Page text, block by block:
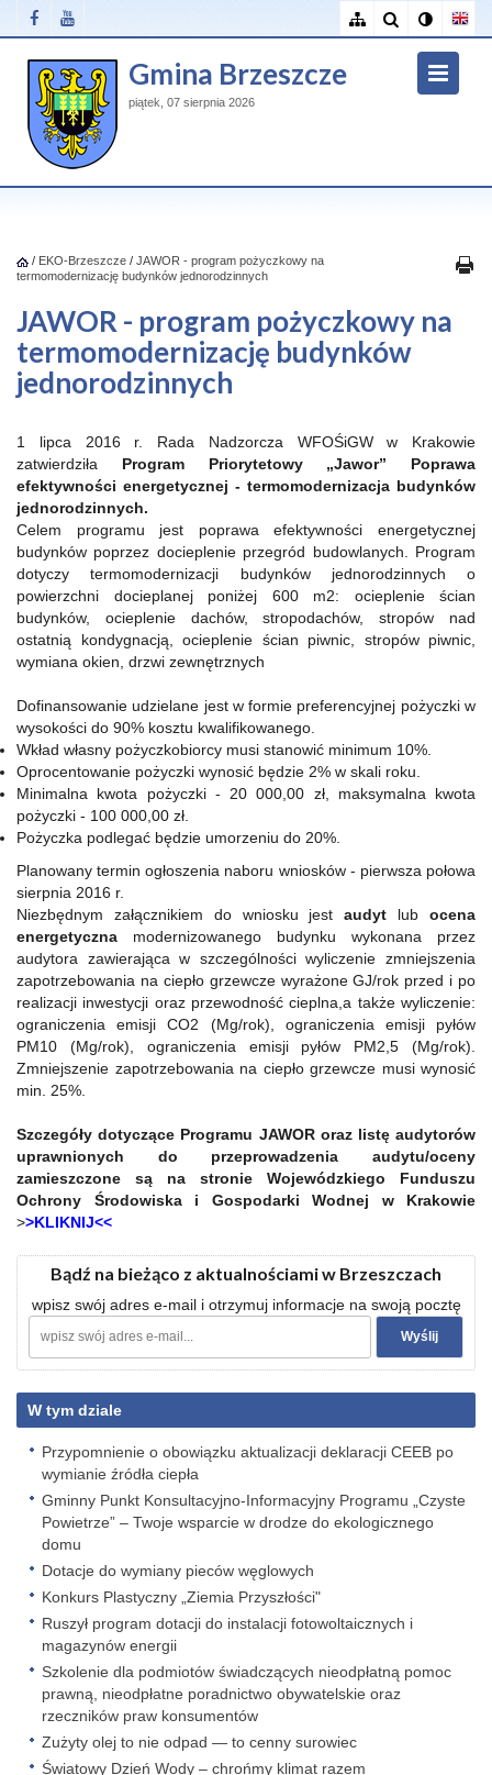
Gmina Brzeszcze
piątek, 07 sierpnia 2026
/ EKO-Brzeszcze / JAWOR - program pożyczkowy na
termomodernizację budynków jednorodzinnych
JAWOR - program pożyczkowy na
termomodernizację budynków
jednorodzinnych
1 lipca 2016 r. Rada Nadzorcza WFOŚiGW w Krakowie
zatwierdziła Program Priorytetowy „Jawor” Poprawa
efektywności energetycznej - termomodernizacja budynków
jednorodzinnych.
Celem programu jest poprawa efektywności energetycznej
budynków poprzez docieplenie przegród budowlanych. Program
dotyczy termomodernizacji budynków jednorodzinnych o
powierzchni docieplanej poniżej 600 m2: ocieplenie ścian
budynków, ocieplenie dachów, stropodachów, stropów nad
ostatnią kondygnacją, ocieplenie ścian piwnic, stropów piwnic,
wymiana okien, drzwi zewnętrznych
Dofinansowanie udzielane jest w formie preferencyjnej pożyczki w
wysokości do 90% kosztu kwalifikowanego.
Wkład własny pożyczkobiorcy musi stanowić minimum 10%.
Oprocentowanie pożyczki wynosić będzie 2% w skali roku.
Minimalna kwota pożyczki - 20 000,00 zł, maksymalna kwota
pożyczki - 100 000,00 zł.
Pożyczka podlegać będzie umorzeniu do 20%.
Planowany termin ogłoszenia naboru wniosków - pierwsza połowa
sierpnia 2016 r.
Niezbędnym załącznikiem do wniosku jestaudyt lubocena
energetyczna modernizowanego budynku wykonana przez
audytora zawierająca w szczególności wyliczenie zmniejszenia
zapotrzebowania na ciepło grzewcze wyrażone GJ/rok przed i po
realizacji inwestycji oraz przewodność cieplna,a także wyliczenie:
ograniczenia emisji CO2 (Mg/rok), ograniczenia emisji pyłów
PM10 (Mg/rok), ograniczenia emisji pyłów PM2,5 (Mg/rok).
Zmniejszenie zapotrzebowania na ciepło grzewcze musi wynosić
min. 25%.
Szczegóły dotyczące Programu JAWOR oraz listę audytorów
uprawnionych do przeprowadzenia audytu/oceny
zamieszczone są na stronie Wojewódzkiego Funduszu
Ochrony Środowiska i Gospodarki Wodnej w Krakowie
>>KLIKNIJ<<
Bądź na bieżąco z aktualnościami w Brzeszczach
wpisz swój adres e-mail i otrzymuj informacje na swoją pocztę
W tym dziale
Przypomnienie o obowiązku aktualizacji deklaracji CEEB po
wymianie źródła ciepła
Gminny Punkt Konsultacyjno-Informacyjny Programu „Czyste
Powietrze” – Twoje wsparcie w drodze do ekologicznego
domu
Dotacje do wymiany pieców węglowych
Konkurs Plastyczny „Ziemia Przyszłości"
Ruszył program dotacji do instalacji fotowoltaicznych i
magazynów energii
Szkolenie dla podmiotów świadczących nieodpłatną pomoc
prawną, nieodpłatne poradnictwo obywatelskie oraz
rzeczników praw konsumentów
Zużyty olej to nie odpad — to cenny surowiec
Światowy Dzień Wody – chrońmy klimat razem